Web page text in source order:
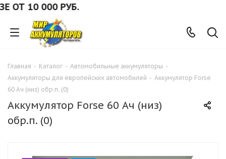
10 000 РУБ.
Главная - Каталог - Автомобильные аккумуляторы -
Аккумуляторы для европейских автомобилей - Аккумулятор Forse
60 Ач (низ) обр.п. (0)
Аккумулятор Forse 60 Ач (низ)
обр.п. (0)